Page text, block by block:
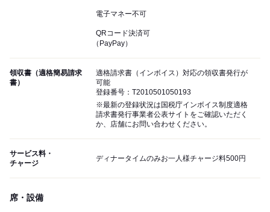
電子マネー不可
QRコード決済可
（PayPay）
領収書（適格簡易請求
書）
適格請求書（インボイス）対応の領収書発行が
可能
登録番号：T2010501050193
※最新の登録状況は国税庁インボイス制度適格
請求書発行事業者公表サイトをご確認いただく
か、店舗にお問い合わせください。
サービス料・
チャージ
ディナータイムのみお一人様チャージ料500円
席・設備